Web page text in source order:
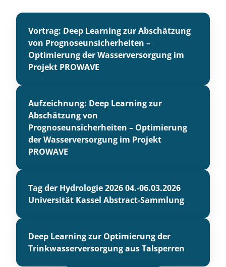
Vortrag: Deep Learning zur Abschätzung
von Prognoseunsicherheiten –
Optimierung der Wasserversorgung im
Projekt PROWAVE
Aufzeichnung: Deep Learning zur
Abschätzung von
Prognoseunsicherheiten – Optimierung
der Wasserversorgung im Projekt
PROWAVE
Tag der Hydrologie 2026 04.-06.03.2026
Universität Kassel Abstract-Sammlung
Deep Learning zur Optimierung der
Trinkwasserversorgung aus Talsperren